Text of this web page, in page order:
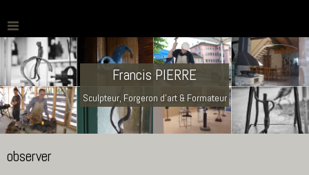
Francis PIERRE
Sculpteur, Forgeron d'art & Formateur
observer